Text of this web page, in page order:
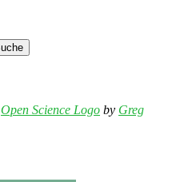
Open Science Logo by Greg